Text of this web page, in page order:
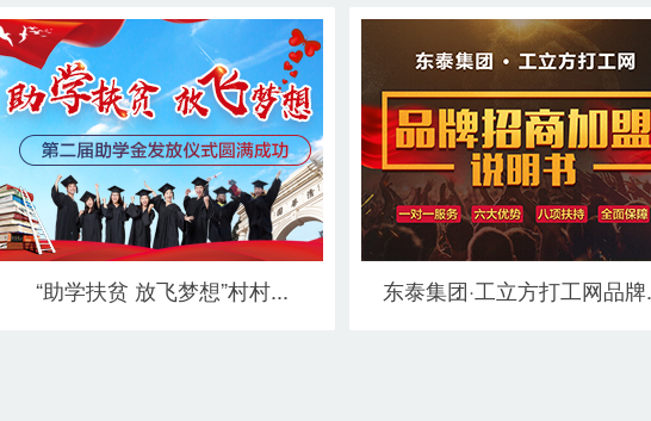
“助学扶贫 放飞梦想”村村... 东泰集团·工立方打工网品牌